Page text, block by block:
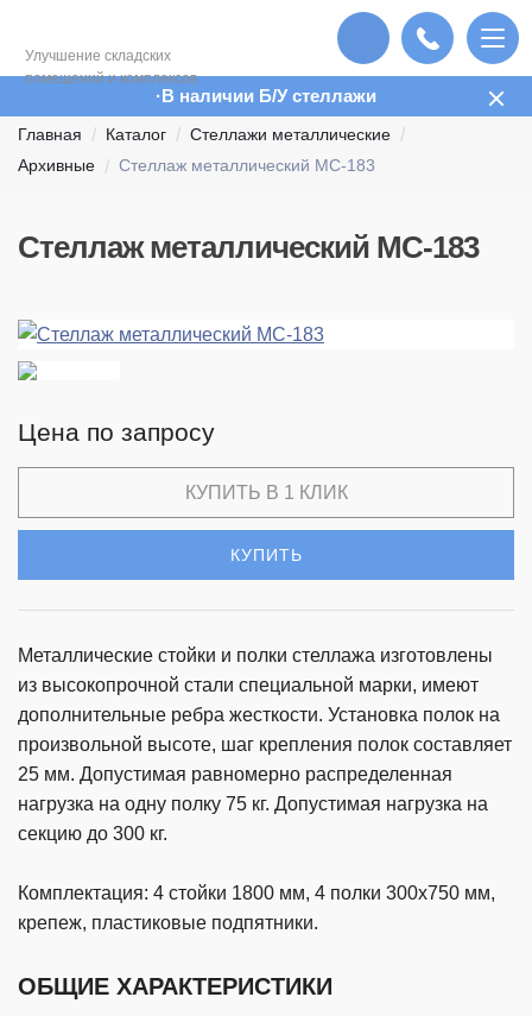
Улучшение складских
помещений и комплексов
В наличии Б/У стеллажи
Главная Каталог
Стеллажи металлические
Архивные
Стеллаж металлический МС-183
Стеллаж металлический МС-183
Цена по запросу
КУПИТЬ В 1 КЛИК
КУПИТЬ
Металлические стойки и полки стеллажа изготовлены
из высокопрочной стали специальной марки, имеют
дополнительные ребра жесткости. Установка полок на
произвольной высоте, шаг крепления полок составляет
25 мм. Допустимая равномерно распределенная
нагрузка на одну полку 75 кг. Допустимая нагрузка на
секцию до 300 кг.
Комплектация: 4 стойки 1800 мм, 4 полки 300х750 мм,
крепеж, пластиковые подпятники.
ОБЩИЕ ХАРАКТЕРИСТИКИ